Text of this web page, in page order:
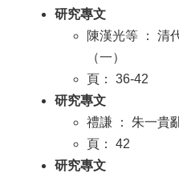
研究專文
陳漢光等 ： 清
（一）
頁： 36-42
研究專文
禮謙 ： 朱一貴
頁： 42
研究專文